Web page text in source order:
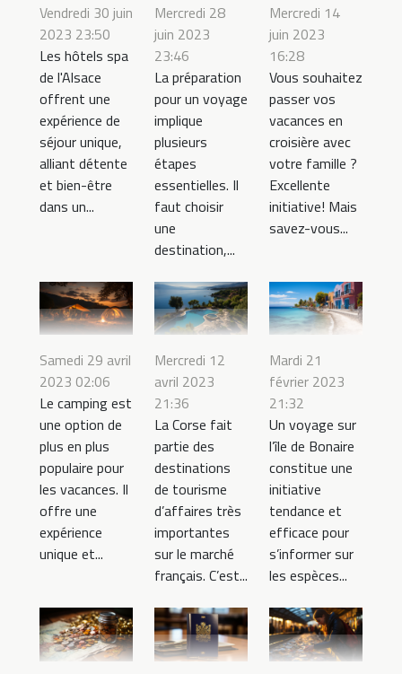
Vendredi 30 juin
2023 23:50
Les hôtels spa
de l'Alsace
offrent une
expérience de
séjour unique,
alliant détente
et bien-être
dans un...
Mercredi 28
juin 2023
23:46
La préparation
pour un voyage
implique
plusieurs
étapes
essentielles. Il
faut choisir
une
destination,...
Mercredi 14
juin 2023
16:28
Vous souhaitez
passer vos
vacances en
croisière avec
votre famille ?
Excellente
initiative! Mais
savez-vous...
Samedi 29 avril
2023 02:06
Le camping est
une option de
plus en plus
populaire pour
les vacances. Il
offre une
expérience
unique et...
Mercredi 12
avril 2023
21:36
La Corse fait
partie des
destinations
de tourisme
d’affaires très
importantes
sur le marché
français. C’est...
Mardi 21
février 2023
21:32
Un voyage sur
l’île de Bonaire
constitue une
initiative
tendance et
efficace pour
s’informer sur
les espèces...